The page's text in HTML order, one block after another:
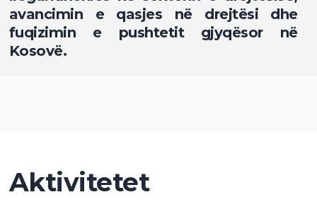
avancimin e qasjes në drejtësi dhe
fuqizimin e pushtetit gjyqësor në
Kosovë.
Aktivitetet